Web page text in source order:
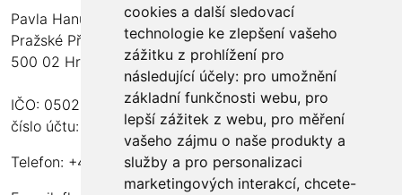
cookies a další sledovací
technologie ke zlepšení vašeho
zážitku z prohlížení pro
následující účely: pro umožnění
základní funkčnosti webu, pro
lepší zážitek z webu, pro měření
vašeho zájmu o naše produkty a
služby a pro personalizaci
marketingových interakcí, chcete-
Pavla Hanuše 252
Pražské Předměstí
500 02 Hradec Králové
IČO: 05024676
číslo účtu: 2600989157/2010
Telefon: +420 737 982 070